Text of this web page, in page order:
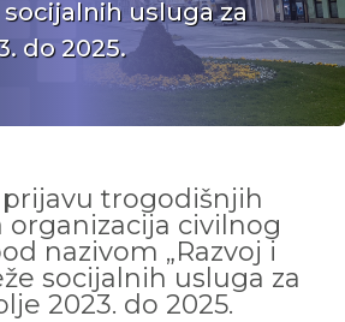
usluga za
do 2025.
prijavu trogodišnjih
organizacija civilnog
nazivom „Razvoj i
socijalnih usluga za
2023. do 2025.